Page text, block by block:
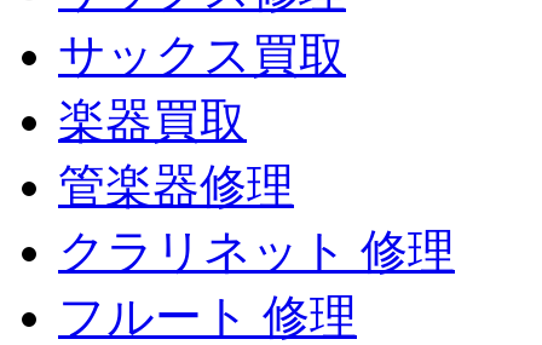
サックス買取
楽器買取
管楽器修理
クラリネット 修理
フルート 修理